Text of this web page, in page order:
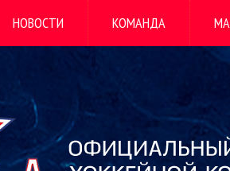
НОВОСТИ КОМАНДА